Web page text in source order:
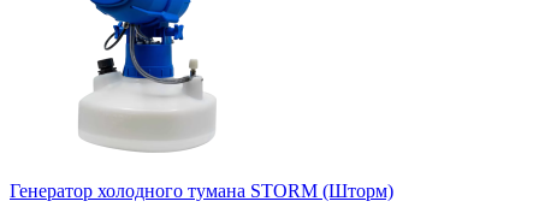
Генератор холодного тумана STORM (Шторм)